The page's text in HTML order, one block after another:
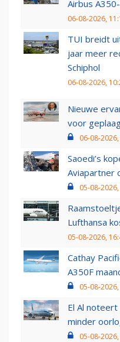
Airbus
06-08-2026,
TUI breidt
jaar meer
Schiphol
06-08-2026,
Nieuwe
voor
06-08-
Saoedi’s
Aviapartner
05-08-
Lufthansa
05-08-2026,
Cathay
A350F
05-08-
El Al
minder
05-08-